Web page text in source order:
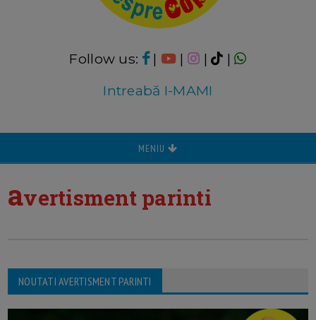
Follow us: | | |
|
Intreabă I-MAMI
MENIU
avertisment parinti
NOUTATI AVERTISMENT PARINTI